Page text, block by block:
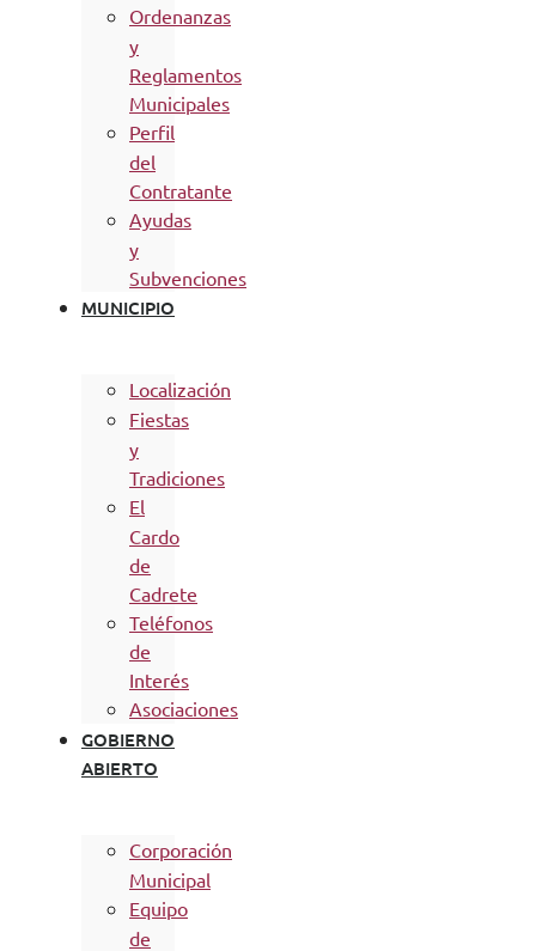
Ordenanzas
y
Reglamentos
Municipales
Perfil
del
Contratante
Ayudas
y
Subvenciones
MUNICIPIO
Localización
Fiestas
y
Tradiciones
El
Cardo
de
Cadrete
Teléfonos
de
Interés
Asociaciones
GOBIERNO
ABIERTO
Corporación
Municipal
Equipo
de